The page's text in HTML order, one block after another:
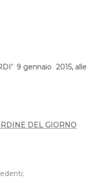
DI’ 9 gennaio 2015,
DEL GIORNO